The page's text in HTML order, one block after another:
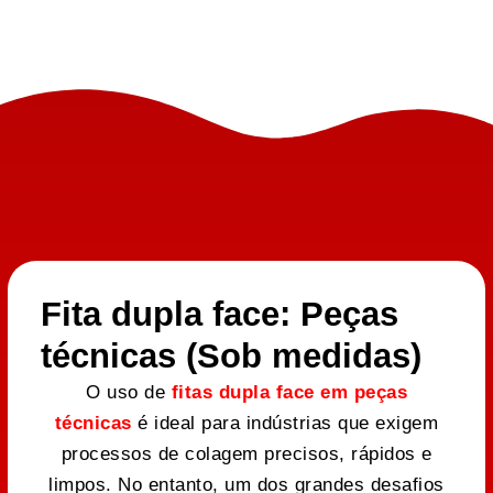
Fita dupla face: Peças
técnicas (Sob medidas)
O uso de fitas dupla face em peças
técnicas é ideal para indústrias que exigem
processos de colagem precisos, rápidos e
limpos. No entanto, um dos grandes desafios